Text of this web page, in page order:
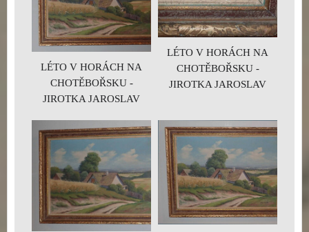
LÉTO V HORÁCH NA
CHOTĚBOŘSKU -
JIROTKA JAROSLAV
LÉTO V HORÁCH NA
CHOTĚBOŘSKU -
JIROTKA JAROSLAV